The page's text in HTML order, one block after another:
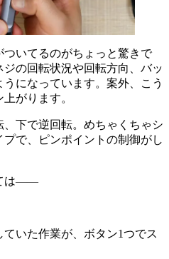
いてるのがちょっと驚きで
の回転状況や回転方向、バッ
になっています。案外、こう
がります。
下で逆回転。めちゃくちゃシ
で、ピンポイントの制御がし
は——
いた作業が、ボタン1つでス